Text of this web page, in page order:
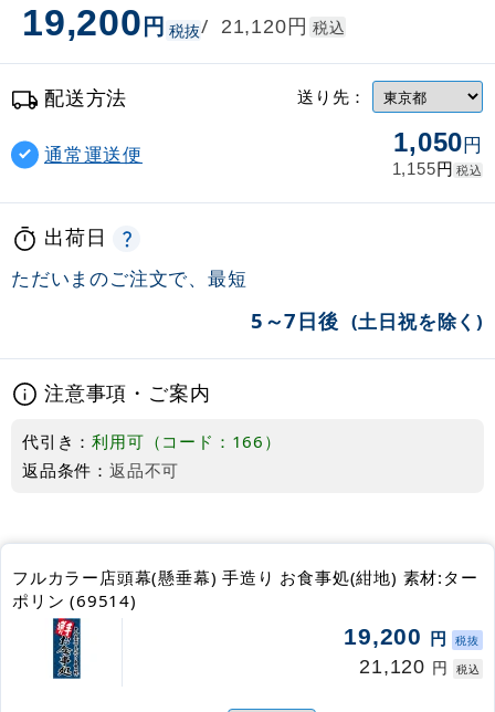
19,200円 税抜/ 21,120円 税込
配送方法 送り先：
通常運送便 1,050円
1,155円 税込
出荷日
ただいまのご注文で、最短
5～7日後 (土日祝を除く)
注意事項・ご案内
代引き：利用可（コード：166）
返品条件： 返品不可
フルカラー店頭幕(懸垂幕) 手造り お食事処(紺地) 素材:ター
ポリン (69514)
19,200 円 税抜
21,120 円 税込